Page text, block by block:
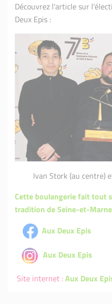
Découvrez l'article sur
Deux Epis :
Ivan Stork (au centre)
Cette boulangerie fait tout
tradition de Seine-et-Marne
Aux Deux Epis
Aux Deux Epis
Site internet :Aux Deux